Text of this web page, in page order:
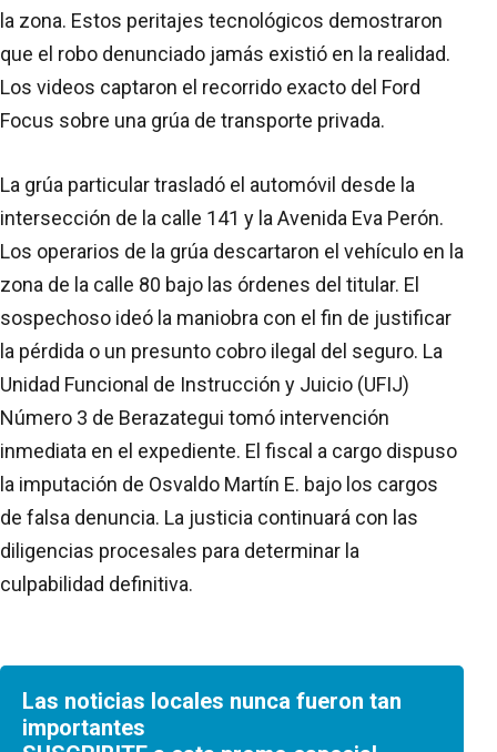
la zona. Estos peritajes tecnológicos demostraron
que el robo denunciado jamás existió en la realidad.
Los videos captaron el recorrido exacto del Ford
Focus sobre una grúa de transporte privada.
La grúa particular trasladó el automóvil desde la
intersección de la calle 141 y la Avenida Eva Perón.
Los operarios de la grúa descartaron el vehículo en la
zona de la calle 80 bajo las órdenes del titular. El
sospechoso ideó la maniobra con el fin de justificar
la pérdida o un presunto cobro ilegal del seguro. La
Unidad Funcional de Instrucción y Juicio (UFIJ)
Número 3 de Berazategui tomó intervención
inmediata en el expediente. El fiscal a cargo dispuso
la imputación de Osvaldo Martín E. bajo los cargos
de falsa denuncia. La justicia continuará con las
diligencias procesales para determinar la
culpabilidad definitiva.
Las noticias locales nunca fueron tan
importantes